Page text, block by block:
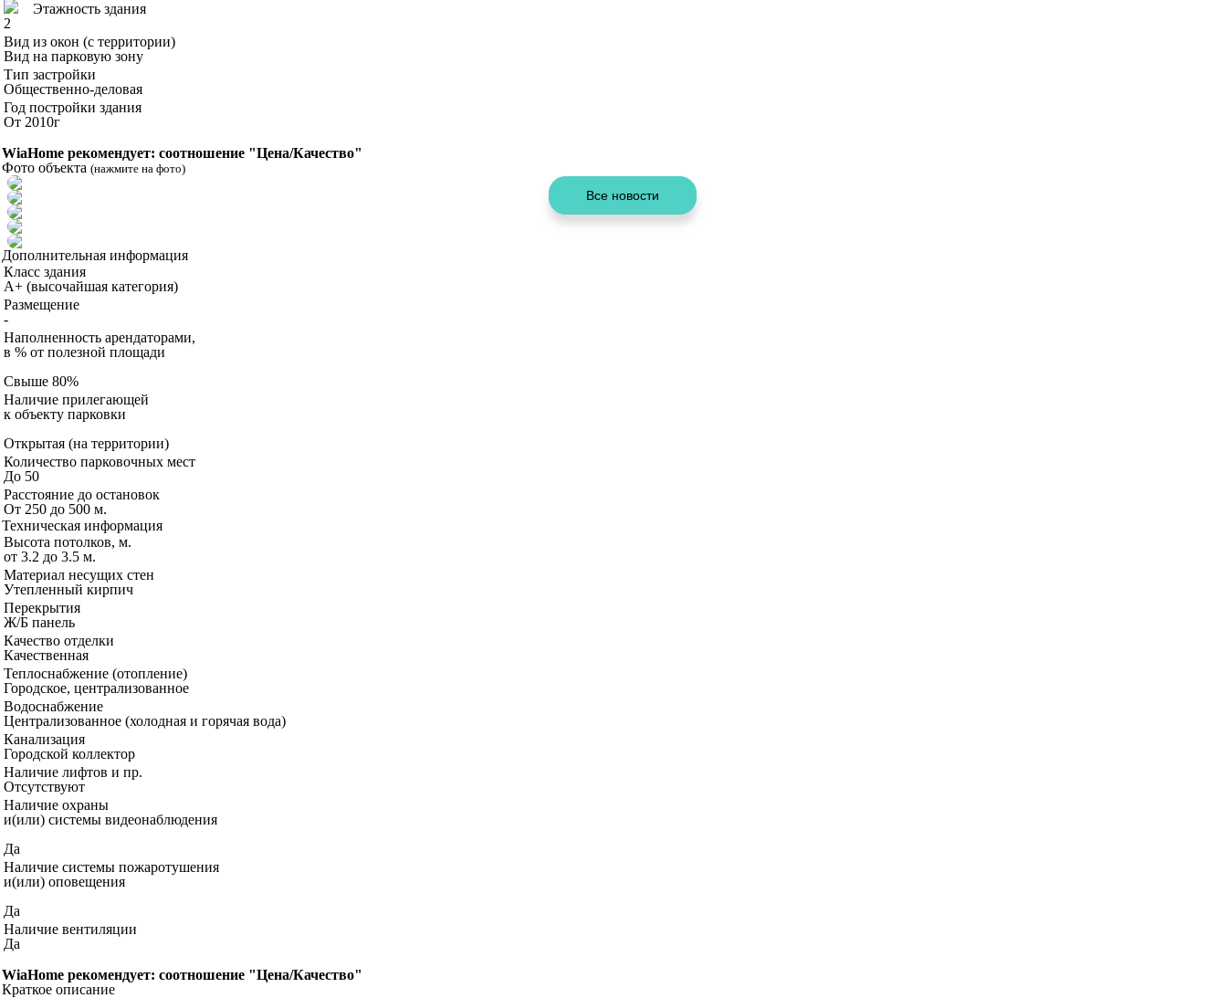
Этажность здания
2
Вид из окон (с территории)
Вид на парковую зону
Тип застройки
Общественно-деловая
Год постройки здания
От 2010г
WiaHome рекомендует: соотношение "Цена/Качество"
Фото объекта (нажмите на фото)
Дополнительная информация
Класс здания
A+ (высочайшая категория)
Размещение
-
Наполненность арендаторами,
в % от полезной площади
Свыше 80%
Наличие прилегающей
к объекту парковки
Открытая (на территории)
Количество парковочных мест
До 50
Расстояние до остановок
От 250 до 500 м.
Техническая информация
Высота потолков, м.
от 3.2 до 3.5 м.
Материал несущих стен
Утепленный кирпич
Перекрытия
Ж/Б панель
Качество отделки
Качественная
Теплоснабжение (отопление)
Городское, централизованное
Водоснабжение
Централизованное (холодная и горячая вода)
Канализация
Городской коллектор
Наличие лифтов и пр.
Отсутствуют
Наличие охраны
и(или) системы видеонаблюдения
Да
Наличие системы пожаротушения
и(или) оповещения
Да
Наличие вентиляции
Да
WiaHome рекомендует: соотношение "Цена/Качество"
Краткое описание